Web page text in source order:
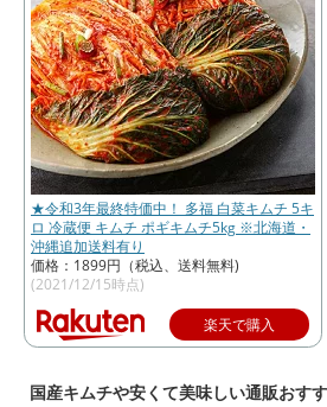
★令和3年最終特価中！ 多福 白菜キムチ 5キ
ロ 冷蔵便 キムチ ポギキムチ5kg ※北海道・
沖縄追加送料有り
価格：1899円（税込、送料無料)
(2021/12/15時点)
楽天で購入
国産キムチや安くて美味しい通販おす